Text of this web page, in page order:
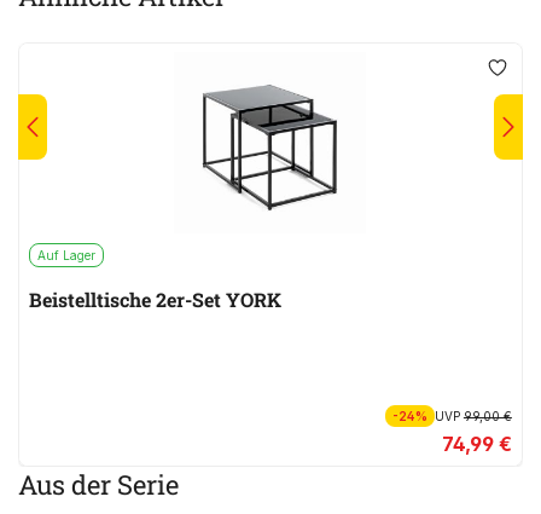
Auf Lager
Beistelltische 2er-Set YORK
-24% UVP99,00 €
74,99 €
Aus der Serie